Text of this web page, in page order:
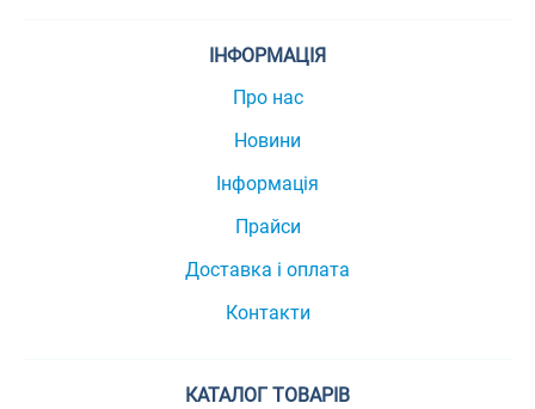
ІНФОРМАЦІЯ
Про нас
Новини
Інформація
Прайси
Доставка і оплата
Контакти
КАТАЛОГ ТОВАРІВ